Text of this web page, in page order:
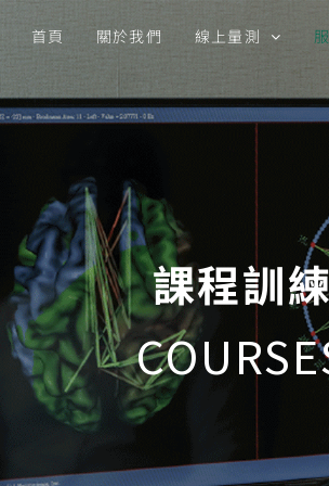
首頁 關於我們 線上量測
課程訓